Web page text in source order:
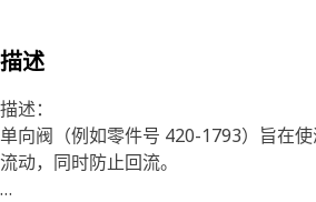
描述
描述：
单向阀（例如零件号 420-1793）旨在
流动，同时防止回流。